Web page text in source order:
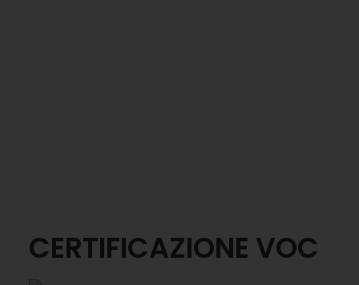
CERTIFICAZIONE VOC